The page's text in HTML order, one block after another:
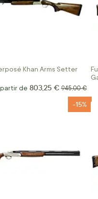
Khan Arms Setter
de 803,25 € Prix normal
945,00 €
-15%